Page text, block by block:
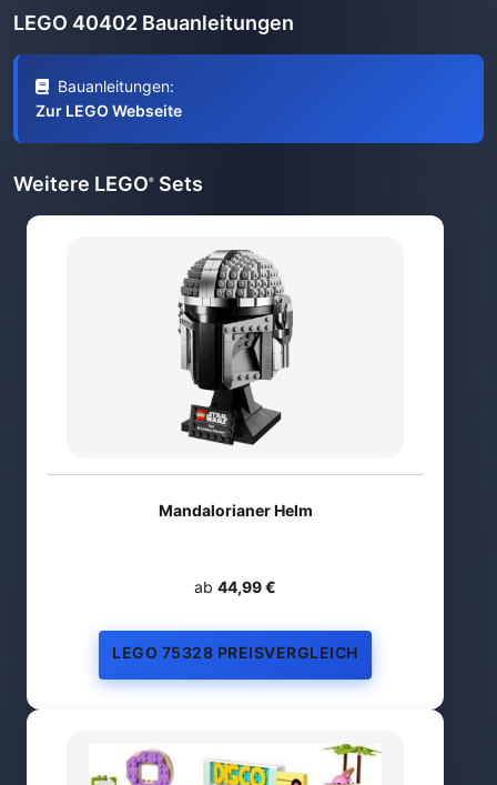
LEGO 40402 Bauanleitungen
Bauanleitungen:
Zur LEGO Webseite
Weitere LEGO® Sets
Mandalorianer Helm
ab 44,99 €
LEGO 75328 PREISVERGLEICH